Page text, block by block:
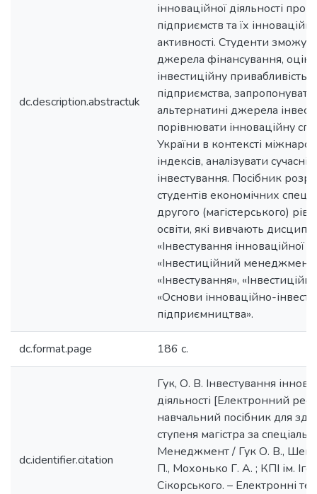
dc.description.abstractuk
інноваційної діяльності
підприємств та їх
активності. Студенти
джерела фінансування,
інвестиційну привабливість
підприємства, запропонувати
альтернатині джерела
порівнювати інноваційну
України в контексті
індексів, аналізувати сучасні
інвестування. Посібник
студентів економічних
другого (магістерського)
освіти, які вивчають
«Інвестування інноваційної
«Інвестиційний
«Інвестування»,
«Основи інноваційно-
підприємництва».
dc.format.page 186 с.
dc.identifier.citation
Гук, О. В. Інвестування
діяльності [Електронний
навчальний посібник для
ступеня магістра за
Менеджмент / Гук О. В.,
П., Мохонько Г. А. ; КПІ ім.
Сікорського. – Електронні